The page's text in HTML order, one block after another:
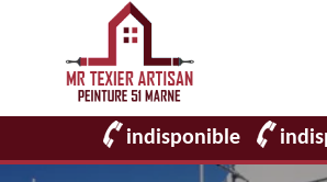
indisponible